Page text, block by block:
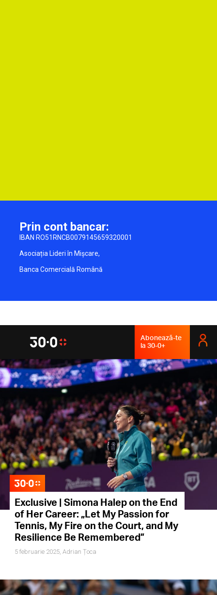
Prin cont bancar:
IBAN RO51RNCB0079145659320001
Asociația Lideri în Mișcare,
Banca Comercială Română
Abonează-te
la 30-0+
Exclusive | Simona Halep on the End
of Her Career: „Let My Passion for
Tennis, My Fire on the Court, and My
Resilience Be Remembered”
5 februarie 2025, Adrian Țoca